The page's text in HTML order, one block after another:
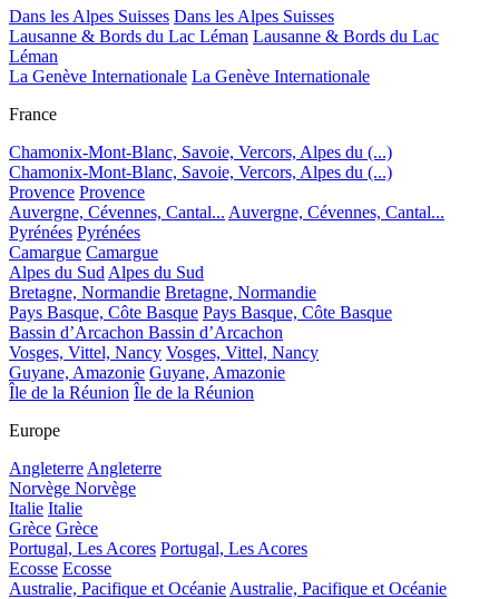
Dans les Alpes Suisses Dans les Alpes Suisses
Lausanne & Bords du Lac Léman Lausanne & Bords du Lac
Léman
La Genève Internationale La Genève Internationale
France
Chamonix-Mont-Blanc, Savoie, Vercors, Alpes du (...)
Chamonix-Mont-Blanc, Savoie, Vercors, Alpes du (...)
Provence Provence
Auvergne, Cévennes, Cantal... Auvergne, Cévennes, Cantal...
Pyrénées Pyrénées
Camargue Camargue
Alpes du Sud Alpes du Sud
Bretagne, Normandie Bretagne, Normandie
Pays Basque, Côte Basque Pays Basque, Côte Basque
Bassin d’Arcachon Bassin d’Arcachon
Vosges, Vittel, Nancy Vosges, Vittel, Nancy
Guyane, Amazonie Guyane, Amazonie
Île de la Réunion Île de la Réunion
Europe
Angleterre Angleterre
Norvège Norvège
Italie Italie
Grèce Grèce
Portugal, Les Acores Portugal, Les Acores
Ecosse Ecosse
Australie, Pacifique et Océanie Australie, Pacifique et Océanie